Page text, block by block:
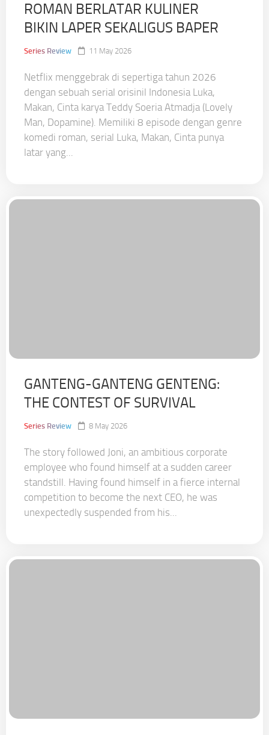
ROMAN BERLATAR KULINER
BIKIN LAPER SEKALIGUS BAPER
Series Review 11 May 2026
Netflix menggebrak di sepertiga tahun 2026
dengan sebuah serial orisinil Indonesia Luka,
Makan, Cinta karya Teddy Soeria Atmadja (Lovely
Man, Dopamine). Memiliki 8 episode dengan genre
komedi roman, serial Luka, Makan, Cinta punya
latar yang...
GANTENG-GANTENG GENTENG:
THE CONTEST OF SURVIVAL
Series Review 8 May 2026
The story followed Joni, an ambitious corporate
employee who found himself at a sudden career
standstill. Having found himself in a fierce internal
competition to become the next CEO, he was
unexpectedly suspended from his...